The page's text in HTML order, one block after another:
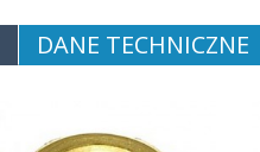
DANE TECHNICZNE